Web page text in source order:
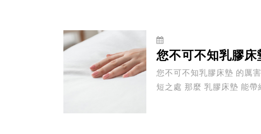
您不可不知乳膠床
您不可不知乳膠床墊 的厲
短之處 那麼 乳膠床墊 能